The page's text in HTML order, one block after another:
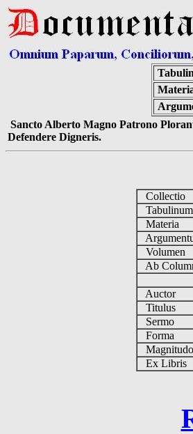
Sancto Alberto Magno Patrono
Defendere Digneris.
Collectio
Tabulinum
Materia
Volumen
Ab
Auctor
Titulus
Sermo
Forma
Magnitudo
Ex Libris